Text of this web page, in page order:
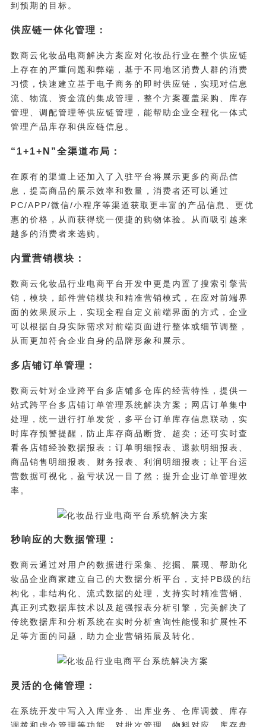
到预期的目标。
供应链一体化管理：
数商云化妆品电商解决方案应对化妆品行业在整个供应链
上存在的严重问题和弊端，基于不同地区消费人群的消费
习惯，快速建立基于电子商务的即时供应链，实现对信息
流、物流、资金流的集成管理，整个方案覆盖采购、库存
管理、调配管理等供应链管理，能帮助企业全程化一体式
管理产品库存和供应链信息。
“1+1+N”全渠道布局：
在原有的渠道上还加入了入驻平台将展示更多的商品信
息，提高商品的展示效率和数量，消费者还可以通过
PC/APP/微信/小程序等渠道获取更丰富的产品信息、更优
惠的价格，从而获得统一便捷的购物体验。从而吸引越来
越多的消费者来选购。
内置营销模块：
数商云化妆品行业电商平台开发中更是内置了搜索引擎营
销，模块，邮件营销模块和精准营销模式，在应对前端界
面的效果展示上，实现全程自定义前端界面的方式，企业
可以根据自身实际需求对前端页面进行整体或细节调整，
从而更加符合企业自身的品牌形象和展示。
多店铺订单管理：
数商云针对企业跨平台多店铺多仓库的经营特性，提供一
站式跨平台多店铺订单管理系统解决方案；网店订单集中
处理，统一进行打单发货，多平台订单库存信息联动，实
时库存预警提醒，防止库存商品断货、超卖；还可实时查
看各店铺经验数据报表：订单明细报表、退款明细报表、
商品销售明细报表、财务报表、利润明细报表；让平台运
营数据可视化，盈亏状况一目了然；提升企业订单管理效
率。
秒响应的大数据管理：
数商云通过对用户的数据进行采集、挖掘、展现、帮助化
妆品企业商家建立自己的大数据分析平台，支持PB级的结
构化，非结构化、流式数据的处理，支持实时精准营销、
真正列式数据库技术以及超强报表分析引擎，完美解决了
传统数据库和分析系统在实时分析查询性能慢和扩展性不
足等方面的问题，助力企业营销拓展及转化。
灵活的仓储管理：
在系统开发中写入入库业务、出库业务、仓库调拨、库存